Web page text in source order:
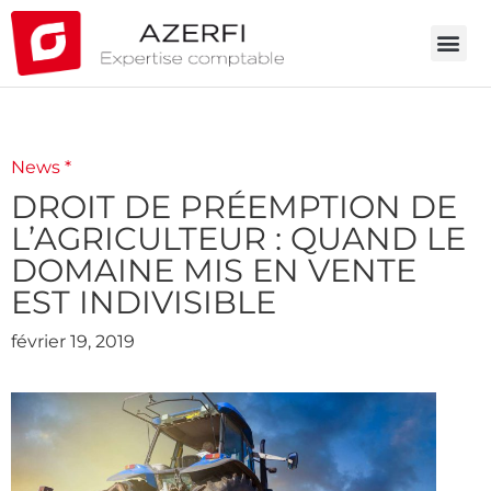
News *
DROIT DE PRÉEMPTION DE
L’AGRICULTEUR : QUAND LE
DOMAINE MIS EN VENTE
EST INDIVISIBLE
février 19, 2019